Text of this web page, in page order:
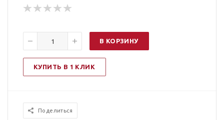
В КОРЗИНУ
КУПИТЬ В 1 КЛИК
Поделиться